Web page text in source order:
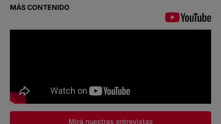
MÁS CONTENIDO
Mirá nuestras entrevistas